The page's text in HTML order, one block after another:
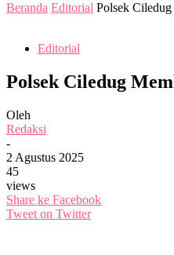
Beranda Editorial Polsek
Editorial
Polsek Ciledug
Oleh
Redaksi
-
2 Agustus 2025
45
views
Share ke Facebook
Tweet on Twitter